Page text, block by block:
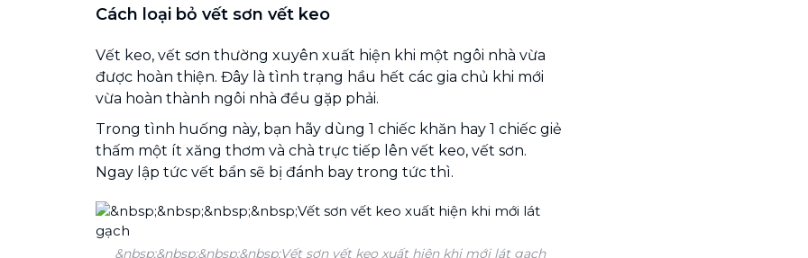
Cách loại bỏ vết sơn vết keo
Vết keo, vết sơn thường xuyên xuất hiện khi một ngôi nhà vừa
được hoàn thiện. Đây là tình trạng hầu hết các gia chủ khi mới
vừa hoàn thành ngôi nhà đều gặp phải.
Trong tình huống này, bạn hãy dùng 1 chiếc khăn hay 1 chiếc giẻ
thấm một ít xăng thơm và chà trực tiếp lên vết keo, vết sơn.
Ngay lập tức vết bẩn sẽ bị đánh bay trong tức thì.
&nbsp;&nbsp;&nbsp;&nbsp;Vết sơn vết keo xuất hiện khi mới lát gạch